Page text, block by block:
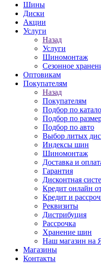
Шины
Диски
Акции
Услуги
Назад
Услуги
Шиномонтаж
Сезонное
Оптовикам
Покупателям
Назад
Покупателям
Подбор по
Подбор по
Подбор по авто
Выбор литых
Индексы шин
Шиномонтаж
Доставка и
Гарантия
Дисконтная
Кредит онлайн
Кредит и
Реквизиты
Дистрибуция
Рассрочка
Хранение шин
Наш магазин на
Магазины
Контакты